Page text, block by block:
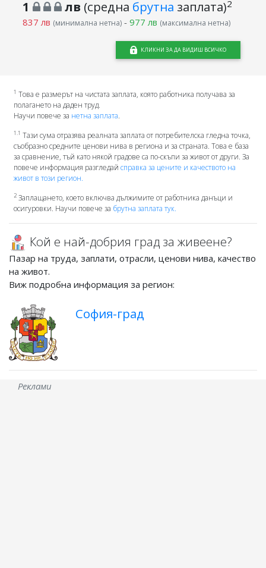
1 лв (средна брутна заплата)2
837 лв (минимална нетна)- 977 лв (максимална нетна)
КЛИКНИ ЗА ДА ВИДИШ ВСИЧКО
1 Това е размерът на чистата заплата, която работника получава за
полагането на даден труд.
Научи повече за нетна заплата.
1.1 Тази сума отразява реалната заплата от потребителска гледна точка,
съобразно средните ценови нива в региона и за страната. Това е база
за сравнение, тъй като някой градове са по-скъпи за живот от други. За
повече информация разгледай справка за цените и качеството на
живот в този регион.
2Заплащането, което включва дължимите от работника данъци и
осигуровки. Научи повече за брутна заплата тук.
Кой е най-добрия град за живеене?
Пазар на труда, заплати, отрасли, ценови нива, качество
на живот.
Виж подробна информация за регион:
София-град
Реклами